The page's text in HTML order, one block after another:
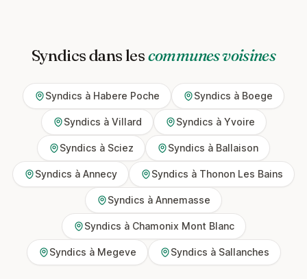
Syndics dans lescommunes voisines
Syndics à Habere Poche Syndics à Boege
Syndics à Villard Syndics à Yvoire
Syndics à Sciez Syndics à Ballaison
Syndics à Annecy Syndics à Thonon Les Bains
Syndics à Annemasse
Syndics à Chamonix Mont Blanc
Syndics à Megeve Syndics à Sallanches